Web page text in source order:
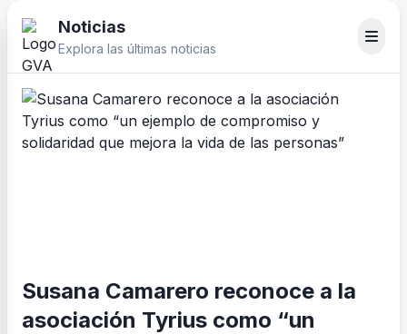
Noticias
Explora las últimas noticias
Susana Camarero reconoce a la
asociación Tyrius como “un